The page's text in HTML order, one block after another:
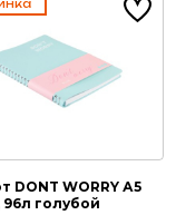
DONT WORRY А5
голубой